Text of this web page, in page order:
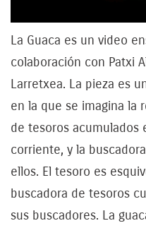
La Guaca es un video
colaboración con Patxi
Larretxea. La pieza es
en la que se imagina la
de tesoros acumulados
corriente, y la
ellos. El tesoro es
buscadora de tesoros
sus buscadores. La